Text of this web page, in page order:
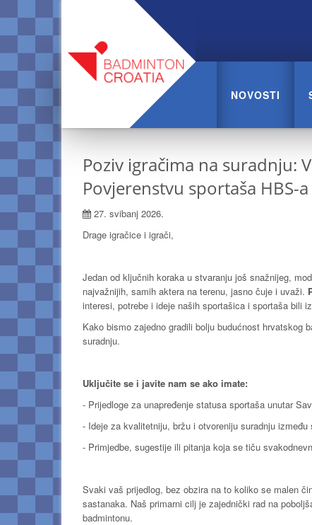
NOVOSTI
Poziv igračima na suradnju:
Povjerenstvu sportaša HBS-a
27. svibanj 2026.
Drage igračice i igrači,
Jedan od ključnih koraka u stvaranju još snažnijeg,
najvažnijih, samih aktera na terenu, jasno čuje i uvaži.
interesi, potrebe i ideje naših sportašica i sportaša bili
Kako bismo zajedno gradili bolju budućnost hrvatskog
suradnju.
Uključite se i javite nam se ako imate:
- Prijedloge za unapređenje statusa sportaša unutar
- Ideje za kvalitetniju, bržu i otvoreniju suradnju
- Primjedbe, sugestije ili pitanja koja se tiču
Svaki vaš prijedlog, bez obzira na to koliko se malen
sastanaka. Naš primarni cilj je zajednički rad na
badmintonu.